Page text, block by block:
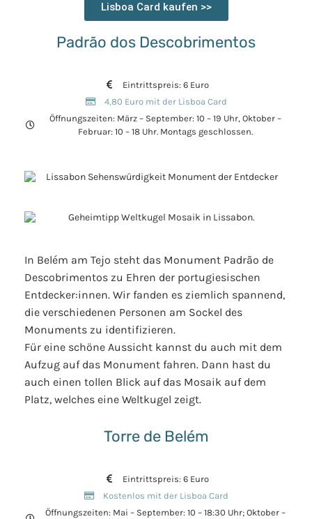
Lisboa Card kaufen >>
Padrão dos Descobrimentos
Eintrittspreis: 6 Euro
4,80 Euro mit der Lisboa Card
Öffnungszeiten: März – September: 10 – 19 Uhr, Oktober –
Februar: 10 – 18 Uhr. Montags geschlossen.
In Belém am Tejo steht das Monument Padrão de
Descobrimentos zu Ehren der portugiesischen
Entdecker:innen. Wir fanden es ziemlich spannend,
die verschiedenen Personen am Sockel des
Monuments zu identifizieren.
Für eine schöne Aussicht kannst du auch mit dem
Aufzug auf das Monument fahren. Dann hast du
auch einen tollen Blick auf das Mosaik auf dem
Platz, welches eine Weltkugel zeigt.
Torre de Belém
Eintrittspreis: 6 Euro
Kostenlos mit der Lisboa Card
Öffnungszeiten: Mai – September: 10 – 18:30 Uhr; Oktober –